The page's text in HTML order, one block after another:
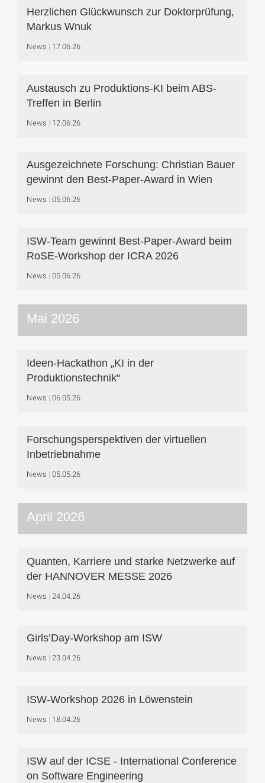
Herzlichen Glückwunsch zur Doktorprüfung,
Markus Wnuk
News 17.06.26
Austausch zu Produktions-KI beim ABS-
Treffen in Berlin
News 12.06.26
Ausgezeichnete Forschung: Christian Bauer
gewinnt den Best-Paper-Award in Wien
News 05.06.26
ISW-Team gewinnt Best-Paper-Award beim
RoSE-Workshop der ICRA 2026
News 05.06.26
Mai 2026
Ideen-Hackathon „KI in der
Produktionstechnik“
News 06.05.26
Forschungsperspektiven der virtuellen
Inbetriebnahme
News 05.05.26
April 2026
Quanten, Karriere und starke Netzwerke auf
der HANNOVER MESSE 2026
News 24.04.26
Girls’Day-Workshop am ISW
News 23.04.26
ISW-Workshop 2026 in Löwenstein
News 18.04.26
ISW auf der ICSE - International Conference
on Software Engineering